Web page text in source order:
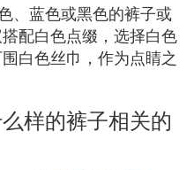
、蓝色或黑色的裤子或
配白色点缀，选择白色
白色丝巾，作为点睛之
样的裤子相关的